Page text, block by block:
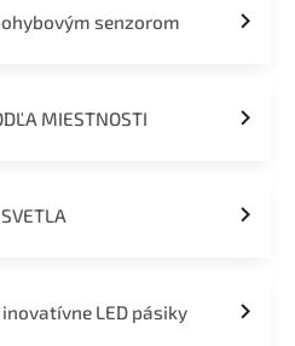
senzorom
MIESTNOSTI
LED pásiky